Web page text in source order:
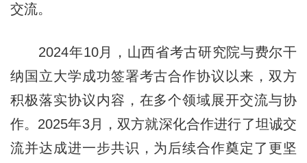
交流。
2024年10月，山西省考古研究院与费尔干
纳国立大学成功签署考古合作协议以来，双方
积极落实协议内容，在多个领域展开交流与协
作。2025年3月，双方就深化合作进行了坦诚交
流并达成进一步共识，为后续合作奠定了更坚